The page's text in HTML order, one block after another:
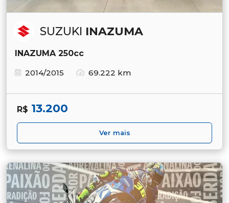
SUZUKI INAZUMA
INAZUMA 250cc
2014/2015
69.222 km
R$ 13.200
Ver mais